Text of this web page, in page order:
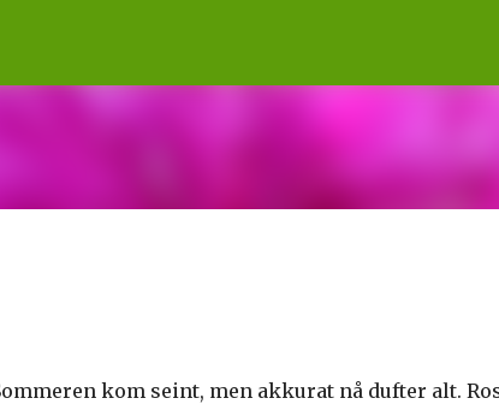
kom seint, men akkurat nå dufter alt.